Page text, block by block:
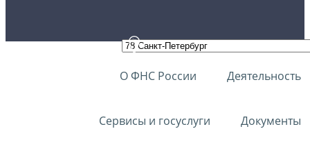
О ФНС России Деятельность
Сервисы и госуслуги Документы